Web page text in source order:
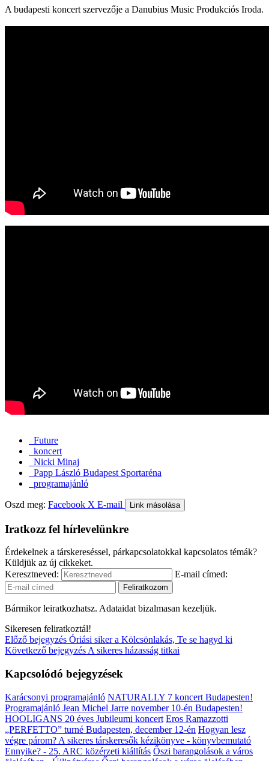
A budapesti koncert szervezője a Danubius Music Produkciós Iroda.
Future
koncert
Nicki Minaj
Papp László Budapest Sportaréna
programajánló
Oszd meg: Facebook X E-mail Link másolása
Iratkozz fel hírlevelünkre
Érdekelnek a társkereséssel, párkapcsolatokkal kapcsolatos témák?
Küldjük az új cikkeket.
Keresztneved:
E-mail címed:
Bármikor leiratkozhatsz. Adataidat bizalmasan kezeljük.
Sikeresen feliratkoztál!
Előző bejegyzés Óriási siker a Kölcsönlakás, Te se hagyd ki
Következő bejegyzés A sikeres házasság titkai
Kapcsolódó bejegyzések
Karácsonyi programajánló NATURALLY 7 koncert Budapesten!
Programajánló Jean Michel Jarre november 10-én Budapesten!
HOOLIGANS 20 éves Jubileumi koncert Eros Ramazzotti
„PERFETTO” turné Budapesten, december 12-én Hogyan lesz
végre párom? A sikeres társkeresők kézikönyve - könyvbemutató
Ennyike? - 25. ARC közérzeti kiállítás Őszi barangolások a város